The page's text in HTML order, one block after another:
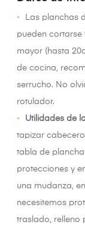
Las planchas
pueden cortarse
mayor (hasta
de cocina,
serrucho. No
rotulador.
Utilidades de
tapizar
tabla de
protecciones y
una mudanza,
necesitemos
traslado, relleno